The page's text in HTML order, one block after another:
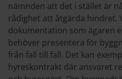
nämnden att det i stället är
rådighet att åtgärda hindret.
dokumentation som ägaren
behöver presentera för
från fall till fall. Det kan
hyreskontrakt där ansvaret